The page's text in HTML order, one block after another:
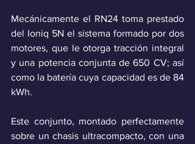
Mecánicamente el RN24 toma prestado
del Ioniq 5N el sistema formado por dos
motores, que le otorga tracción integral
y una potencia conjunta de 650 CV; así
como la batería cuya capacidad es de 84
kWh.
Este conjunto, montado perfectamente
sobre un chasis ultracompacto, con una